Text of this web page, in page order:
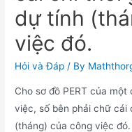
dự tính
việc đó.
Hỏi và Đáp / By
Cho sơ đồ PERT của
việc, số bên phải chữ cái
(tháng) của công việc đó.